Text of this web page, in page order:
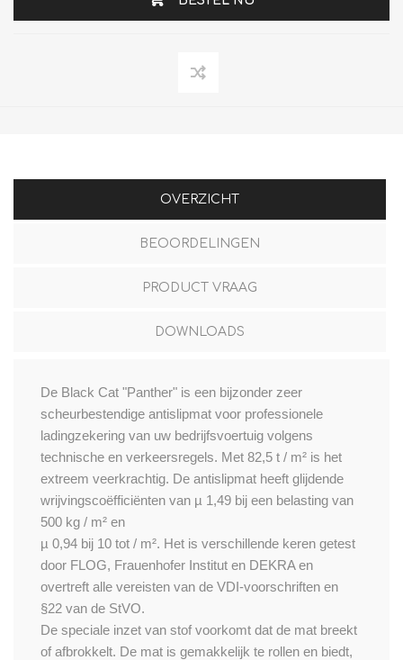
OVERZICHT
BEOORDELINGEN
PRODUCT VRAAG
DOWNLOADS
De Black Cat "Panther" is een bijzonder zeer
scheurbestendige antislipmat voor professionele
ladingzekering van uw bedrijfsvoertuig volgens
technische en verkeersregels. Met 82,5 t / m² is het
extreem veerkrachtig. De antislipmat heeft glijdende
wrijvingscoëfficiënten van µ 1,49 bij een belasting van
500 kg / m² en
µ 0,94 bij 10 tot / m². Het is verschillende keren getest
door FLOG, Frauenhofer Institut en DEKRA en
overtreft alle vereisten van de VDI-voorschriften en
§22 van de StVO.
De speciale inzet van stof voorkomt dat de mat breekt
of afbrokkelt. De mat is gemakkelijk te rollen en biedt,